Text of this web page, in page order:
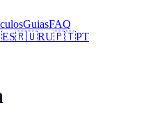
GuiasFAQ
ES🇷🇺RU🇵🇹PT